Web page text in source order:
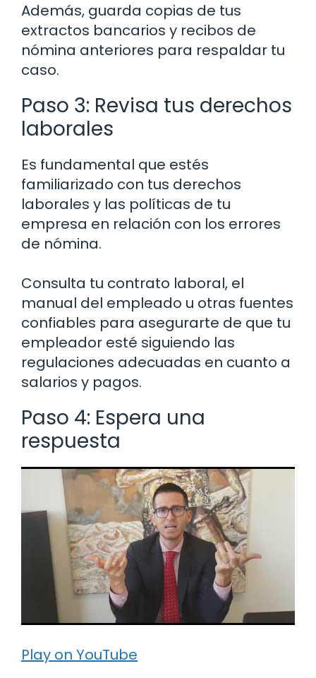
Además, guarda copias de tus
extractos bancarios y recibos de
nómina anteriores para respaldar tu
caso.
Paso 3: Revisa tus derechos
laborales
Es fundamental que estés
familiarizado con tus derechos
laborales y las políticas de tu
empresa en relación con los errores
de nómina.
Consulta tu contrato laboral, el
manual del empleado u otras fuentes
confiables para asegurarte de que tu
empleador esté siguiendo las
regulaciones adecuadas en cuanto a
salarios y pagos.
Paso 4: Espera una
respuesta
Play on YouTube